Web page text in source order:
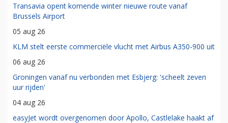
Transavia opent komende winter nieuwe route vanaf
Brussels Airport
05 aug 26
KLM stelt eerste commerciële vlucht met Airbus A350-900 uit
06 aug 26
Groningen vanaf nu verbonden met Esbjerg: 'scheelt zeven
uur rijden'
04 aug 26
easyJet wordt overgenomen door Apollo, Castlelake haakt af